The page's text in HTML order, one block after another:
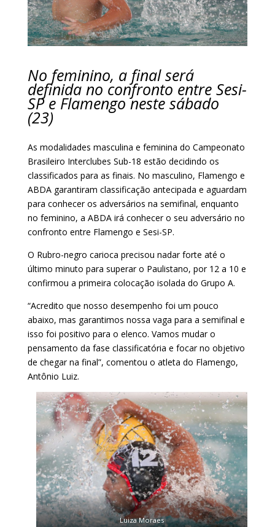
No feminino, a final será
definida no confronto entre Sesi-
SP e Flamengo neste sábado
(23)
As modalidades masculina e feminina do Campeonato
Brasileiro Interclubes Sub-18 estão decidindo os
classificados para as finais. No masculino, Flamengo e
ABDA garantiram classificação antecipada e aguardam
para conhecer os adversários na semifinal, enquanto
no feminino, a ABDA irá conhecer o seu adversário no
confronto entre Flamengo e Sesi-SP.
O Rubro-negro carioca precisou nadar forte até o
último minuto para superar o Paulistano, por 12 a 10 e
confirmou a primeira colocação isolada do Grupo A.
“Acredito que nosso desempenho foi um pouco
abaixo, mas garantimos nossa vaga para a semifinal e
isso foi positivo para o elenco. Vamos mudar o
pensamento da fase classificatória e focar no objetivo
de chegar na final”, comentou o atleta do Flamengo,
Antônio Luiz.
Luiza Moraes